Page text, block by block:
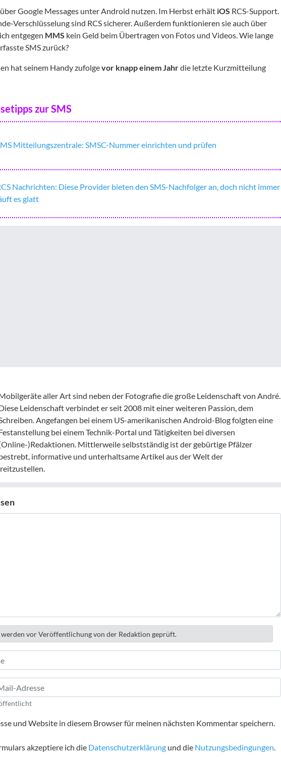
Google Messages unter Android nutzen. Im Herbst erhält iOS RCS-Support.
Verschlüsselung sind RCS sicherer. Außerdem funktionieren sie auch über
entgegen MMS kein Geld beim Übertragen von Fotos und Videos. Wie lange
SMS zurück?
hat seinem Handy zufolgevor knapp einem Jahrdie letzte Kurzmitteilung
zur SMS
Mitteilungszentrale: SMSC-Nummer einrichten und prüfen
Nachrichten: Diese Provider bieten den SMS-Nachfolger an, doch nicht immer
es glatt
aller Art sind neben der Fotografie die große Leidenschaft von André.
Leidenschaft verbindet er seit 2008 mit einer weiteren Passion, dem
Angefangen bei einem US-amerikanischen Android-Blog folgten eine
bei einem Technik-Portal und Tätigkeiten bei diversen
)Redaktionen. Mittlerweile selbstständig ist der gebürtige Pfälzer
informative und unterhaltsame Artikel aus der Welt der
werden vor Veröffentlichung von der Redaktion geprüft.
und Website in diesem Browser für meinen nächsten Kommentar speichern.
akzeptiere ich die Datenschutzerklärung und die Nutzungsbedingungen.